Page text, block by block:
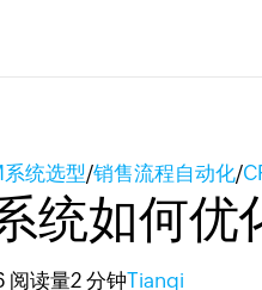
系统选型/销售流程自动化/
统如何优
阅读量2 分钟Tianqi